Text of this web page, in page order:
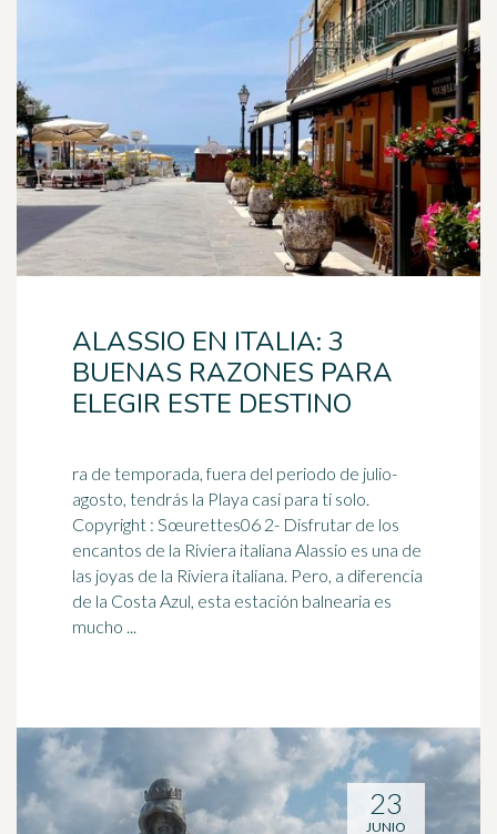
ALASSIO EN ITALIA: 3
BUENAS RAZONES PARA
ELEGIR ESTE DESTINO
ra de temporada, fuera del periodo de julio-
agosto, tendrás la Playa casi para ti solo.
Copyright : Sœurettes06 2- Disfrutar de los
encantos de la Riviera italiana Alassio es una de
las joyas de la Riviera italiana. Pero, a diferencia
de la Costa Azul, esta estación balnearia es
mucho ...
23
JUNIO